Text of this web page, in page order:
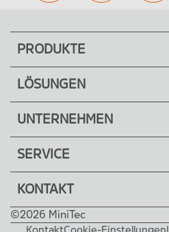
PRODUKTE
LÖSUNGEN
UNTERNEHMEN
SERVICE
KONTAKT
©2026 MiniTec